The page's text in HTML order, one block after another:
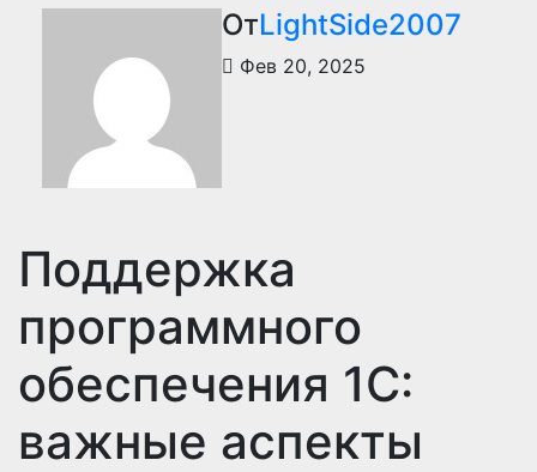
ОтLightSide2007
Фев 20, 2025
Поддержка
программного
обеспечения 1С:
важные аспекты